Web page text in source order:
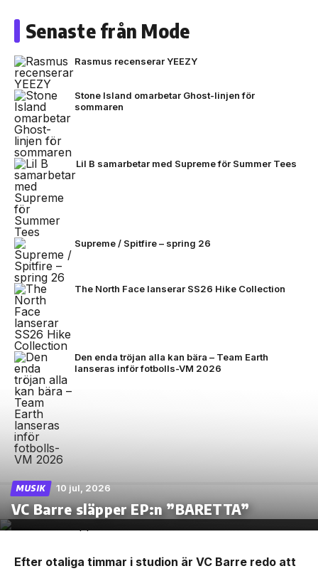
Senaste från Mode
Rasmus recenserar YEEZY
Stone Island omarbetar Ghost-linjen för
sommaren
Lil B samarbetar med Supreme för Summer Tees
Supreme / Spitfire – spring 26
The North Face lanserar SS26 Hike Collection
Den enda tröjan alla kan bära – Team Earth
lanseras inför fotbolls-VM 2026
MUSIK 10 jul, 2026
VC Barre släpper EP:n ”BARETTA”
Efter otaliga timmar i studion är VC Barre redo att